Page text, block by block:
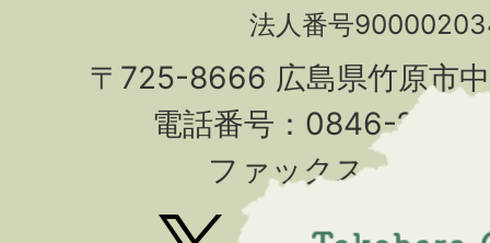
法人番号
〒725-8666 広島県竹原市
電話番号：0846-22-
ファックス：